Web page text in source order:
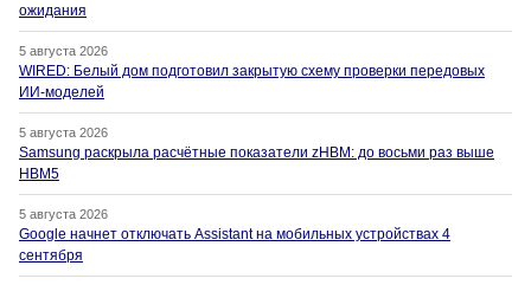
ожидания
5 августа 2026
WIRED: Белый дом подготовил закрытую схему проверки передовых
ИИ-моделей
5 августа 2026
Samsung раскрыла расчётные показатели zHBM: до восьми раз выше
HBM5
5 августа 2026
Google начнет отключать Assistant на мобильных устройствах 4
сентября